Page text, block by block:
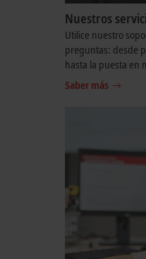
Nuestros
Utilice nuestro
preguntas: desde
hasta la puesta en
Saber más